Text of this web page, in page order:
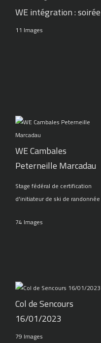
WE intégration : soirée
11 Images
WE Cambales
Peterneille Marcadau
Stage fédéral de certification
d'initiateur de ski de randonnée
74 Images
Col de Sencours
16/01/2023
79 Images